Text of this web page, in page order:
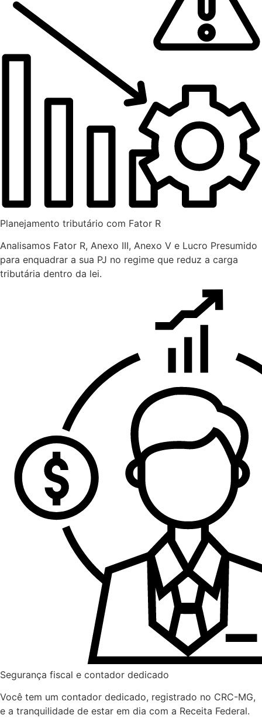
Planejamento tributário com Fator R
Analisamos Fator R, Anexo III, Anexo V e Lucro Presumido
para enquadrar a sua PJ no regime que reduz a carga
tributária dentro da lei.
Segurança fiscal e contador dedicado
Você tem um contador dedicado, registrado no CRC-MG,
e a tranquilidade de estar em dia com a Receita Federal.